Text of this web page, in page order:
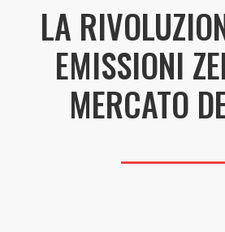
LA
EMISSIONI
MERCATO